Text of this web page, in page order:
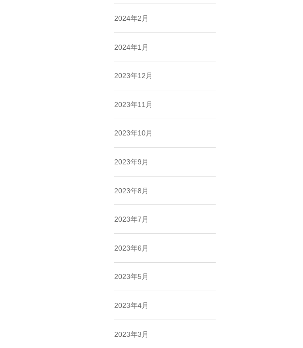
2024年2月
2024年1月
2023年12月
2023年11月
2023年10月
2023年9月
2023年8月
2023年7月
2023年6月
2023年5月
2023年4月
2023年3月